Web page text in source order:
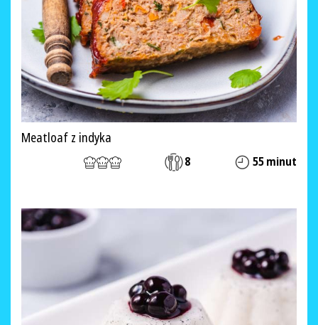
Meatloaf z indyka
8 55 minut